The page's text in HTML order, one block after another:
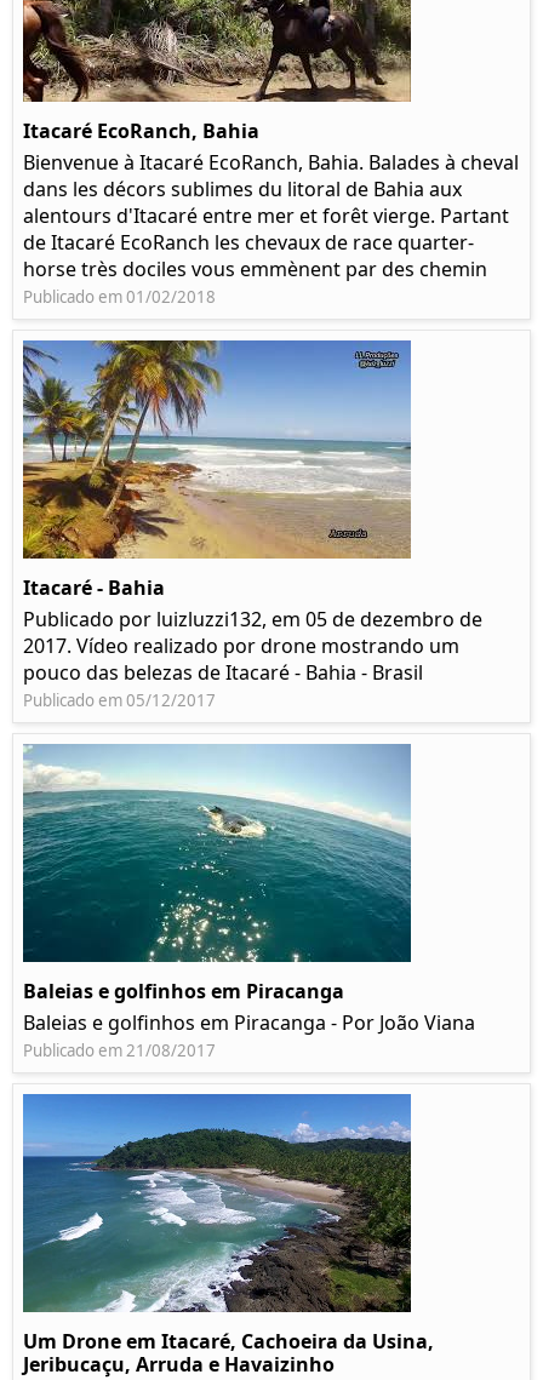
Itacaré EcoRanch, Bahia
Bienvenue à Itacaré EcoRanch, Bahia. Balades à cheval
dans les décors sublimes du litoral de Bahia aux
alentours d'Itacaré entre mer et forêt vierge. Partant
de Itacaré EcoRanch les chevaux de race quarter-
horse très dociles vous emmènent par des chemin
Publicado em 01/02/2018
Itacaré - Bahia
Publicado por luizluzzi132, em 05 de dezembro de
2017. Vídeo realizado por drone mostrando um
pouco das belezas de Itacaré - Bahia - Brasil
Publicado em 05/12/2017
Baleias e golfinhos em Piracanga
Baleias e golfinhos em Piracanga - Por João Viana
Publicado em 21/08/2017
Um Drone em Itacaré, Cachoeira da Usina,
Jeribucaçu, Arruda e Havaizinho